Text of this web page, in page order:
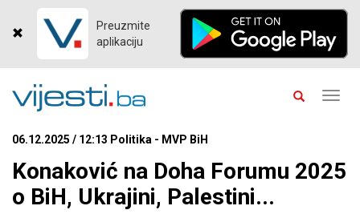
Preuzmite
aplikaciju
06.12.2025 / 12:13 Politika - MVP BiH
Konaković na Doha Forumu 2025
o BiH, Ukrajini, Palestini...